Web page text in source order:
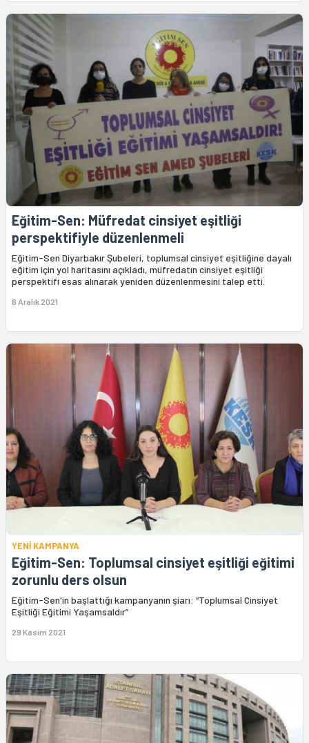
Eğitim-Sen: Müfredat cinsiyet eşitliği
perspektifiyle düzenlenmeli
Eğitim-Sen Diyarbakır Şubeleri, toplumsal cinsiyet eşitliğine dayalı
eğitim için yol haritasını açıkladı, müfredatın cinsiyet eşitliği
perspektifi esas alınarak yeniden düzenlenmesini talep etti.
6 Aralık 2021
YENİ KAMPANYA
Eğitim-Sen: Toplumsal cinsiyet eşitliği eğitimi
zorunlu ders olsun
Eğitim-Sen'in başlattığı kampanyanın şiarı: “Toplumsal Cinsiyet
Eşitliği Eğitimi Yaşamsaldır”
29 Kasım 2021